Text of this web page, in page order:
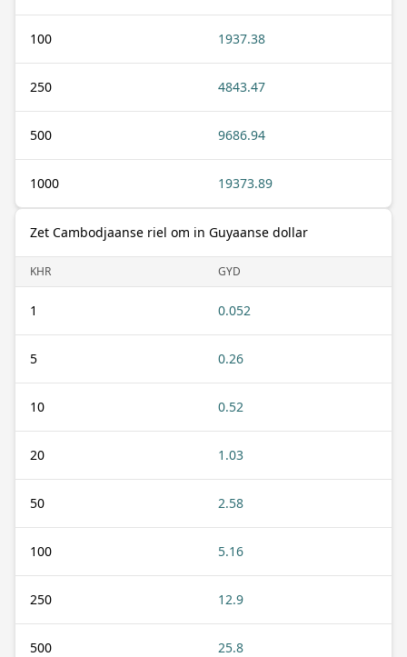
100 1937.38
250 4843.47
500 9686.94
1000 19373.89
Zet Cambodjaanse riel om in Guyaanse dollar
KHR GYD
1 0.052
5 0.26
10 0.52
20 1.03
50 2.58
100 5.16
250 12.9
500 25.8